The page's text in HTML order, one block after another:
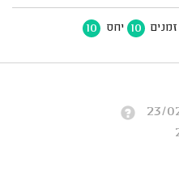
זמנים 10 יחס 10